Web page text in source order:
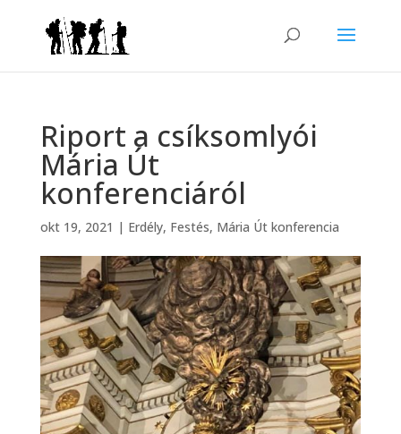
Riport a csíksomlyói
Mária Út
konferenciáról
okt 19, 2021 | Erdély, Festés, Mária Út konferencia